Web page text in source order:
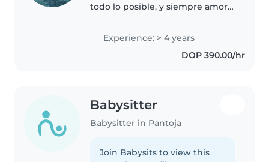
todo lo posible, y siempre amor
Experience: > 4 years
DOP 390.00/hr
Babysitter
Babysitter in Pantoja
Join Babysits to view this